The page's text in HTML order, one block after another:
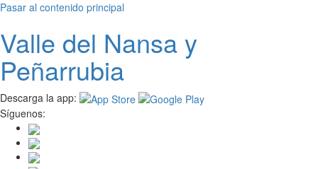
Pasar al contenido principal
Valle del Nansay
Peñarrubia
Descarga la app:
Síguenos: